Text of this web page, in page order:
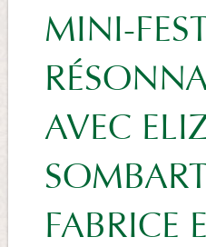
EVENTS
SUMMARY
MINI-
AVEC
FABRICE